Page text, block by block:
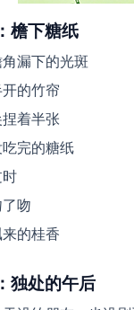
檐下糖纸
角漏下的光斑
的竹帘
着半张
吃完的糖纸
时
吻
的桂香
独处的午后